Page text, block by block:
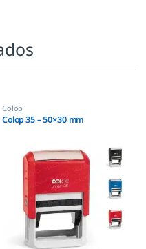
Colop
Colop 35 – 50×30 mm